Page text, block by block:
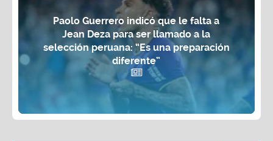
Paolo Guerrero indicó que le falta a
Jean Deza para ser llamado a la
selección peruana: “Es una preparación
diferente”